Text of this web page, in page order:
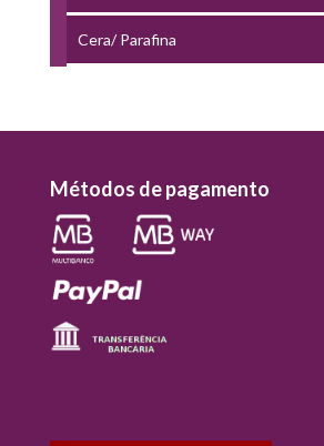
Cera/ Parafina
Métodos de pagamento